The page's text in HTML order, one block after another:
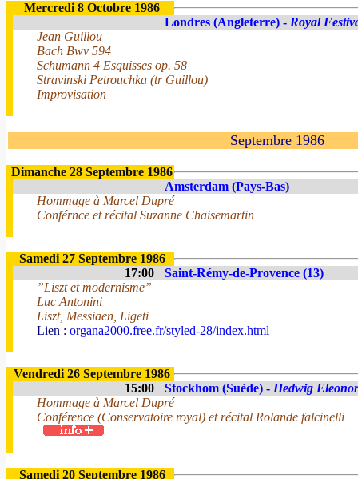
Mercredi 8 Octobre 1986
Londres (Angleterre) - Royal
Jean Guillou
Bach Bwv 594
Schumann 4 Esquisses op. 58
Stravinski Petrouchka (tr Guillou)
Improvisation
Septembre 1986
Dimanche 28 Septembre 1986
Amsterdam (Pays-Bas)
Hommage à Marcel Dupré
Conférnce et récital Suzanne Chaisemartin
Samedi 27 Septembre 1986
17:00
Saint-Rémy-de-Provence (13)
”Liszt et modernisme”
Luc Antonini
Liszt, Messiaen, Ligeti
Lien : organa2000.free.fr/styled-28/index.html
Vendredi 26 Septembre 1986
15:00
Stockhom (Suède) - Hedwig
Hommage à Marcel Dupré
Conférence (Conservatoire royal) et récital Rolande falcinelli
Samedi 20 Septembre 1986